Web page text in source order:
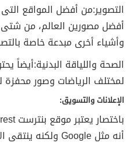
التصوير:من أفضل المواقع
أفضل مصورين العالم، من
وأشياء أخرى مبدعة خاصة
الصحة واللياقة البدنية:أيضاً
لمختلف الرياضات وصور محفزة
الإعلانات والتسويق:
أنه مثل Google ولكنه ينتقى الأفضل فى شتى المجالات.